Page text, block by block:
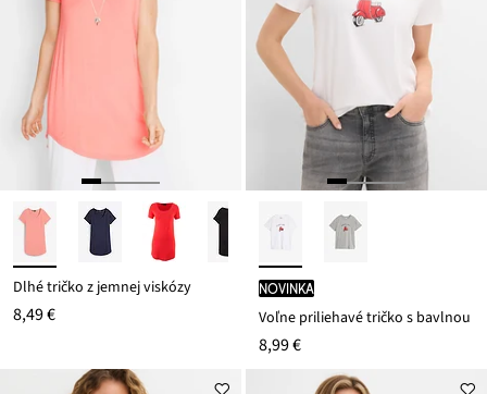
Dlhé tričko z jemnej viskózy
8,49 €
novinka
Voľne priliehavé tričko s bavlnou
8,99 €